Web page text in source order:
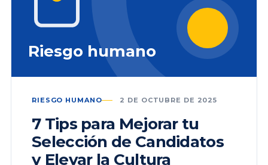
Riesgo humano
RIESGO HUMANO 2 DE OCTUBRE DE 2025
7 Tips para Mejorar tu
Selección de Candidatos
y Elevar la Cultura